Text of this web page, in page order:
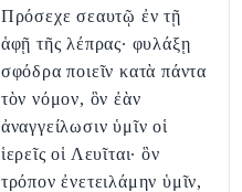
Πρόσεχε σεαυτῷ ἐν τῇ
ἁφῇ τῆς λέπρας· φυλάξῃ
σφόδρα ποιεῖν κατὰ πάντα
τὸν νόμον, ὃν ἐὰν
ἀναγγείλωσιν ὑμῖν οἱ
ἱερεῖς οἱ Λευῖται· ὃν
τρόπον ἐνετειλάμην ὑμῖν,